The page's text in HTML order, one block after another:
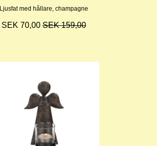
Ljusfat med hållare, champagne
SEK 70,00SEK 159,00